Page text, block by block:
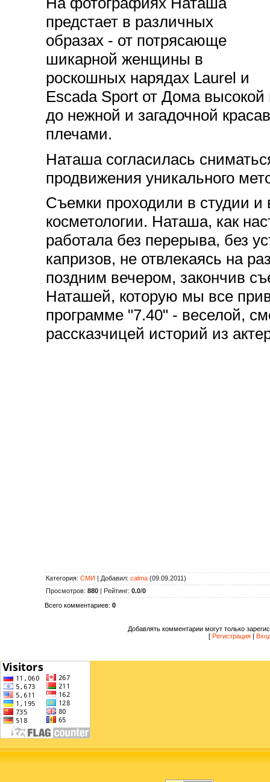
предстает в различных
образах - от потрясающе
шикарной женщины в
роскошных нарядах Laurel и
Escada Sport от Дома
до нежной и загадочной
плечами.
Наташа согласилась
продвижения уникального
Съемки проходили в студии и
косметологии. Наташа, как
работала без перерыва, без
капризов, не отвлекаясь на
поздним вечером, закончив
Наташей, которую мы все
программе "7.40" - веселой,
рассказчицей историй из
Категория: СМИ | Добавил: calma (09.09.2011)
Просмотров: 880 | Рейтинг: 0.0/0
Всего комментариев: 0
Добавлять комментарии могут только
[ Регистрация |